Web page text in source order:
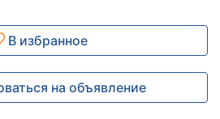
В избранное
на объявление